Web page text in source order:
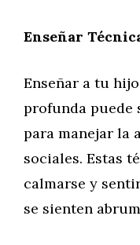
Enseñar
Enseñar a tu
profunda puede
para manejar la
sociales. Estas
calmarse y
se sienten